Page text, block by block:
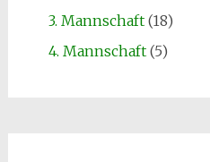
3. Mannschaft(18)
4. Mannschaft(5)